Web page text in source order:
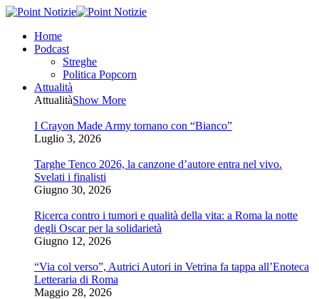
Home
Podcast
Streghe
Politica Popcorn
Attualità
AttualitàShow More
I Crayon Made Army tornano con “Bianco”
Luglio 3, 2026
Targhe Tenco 2026, la canzone d’autore entra nel vivo.
Svelati i finalisti
Giugno 30, 2026
Ricerca contro i tumori e qualità della vita: a Roma la notte
degli Oscar per la solidarietà
Giugno 12, 2026
“Via col verso”, Autrici Autori in Vetrina fa tappa all’Enoteca
Letteraria di Roma
Maggio 28, 2026